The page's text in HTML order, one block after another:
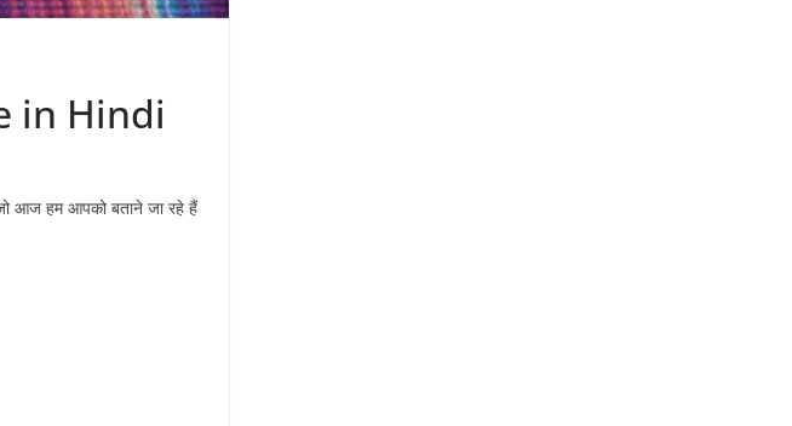
in Hindi
आज हम आपको बताने जा रहे हैं